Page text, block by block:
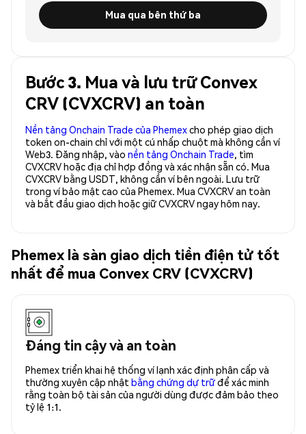
Mua qua bên thứ ba
Bước 3. Mua và lưu trữ Convex
CRV (CVXCRV) an toàn
Nền tảng Onchain Trade của Phemexcho phép giao dịch
token on-chain chỉ với một cú nhấp chuột mà không cần ví
Web3. Đăng nhập, vào nền tảng Onchain Trade, tìm
CVXCRV hoặc địa chỉ hợp đồng và xác nhận sẵn có. Mua
CVXCRV bằng USDT, không cần ví bên ngoài. Lưu trữ
trong ví bảo mật cao của Phemex. Mua CVXCRV an toàn
và bắt đầu giao dịch hoặc giữ CVXCRV ngay hôm nay.
Phemex là sàn giao dịch tiền điện tử tốt
nhất để mua Convex CRV (CVXCRV)
Đáng tin cậy và an toàn
Phemex triển khai hệ thống ví lạnh xác định phân cấp và
thường xuyên cập nhật bằng chứng dự trữđể xác minh
rằng toàn bộ tài sản của người dùng được đảm bảo theo
tỷ lệ 1:1.